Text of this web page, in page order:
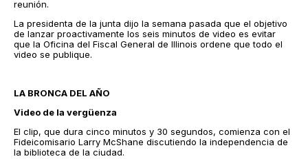
reunión.
La presidenta de la junta dijo la semana pasada que el objetivo
de lanzar proactivamente los seis minutos de video es evitar
que la Oficina del Fiscal General de Illinois ordene que todo el
video se publique.
LA BRONCA DEL AÑO
Video de la vergüenza
El clip, que dura cinco minutos y 30 segundos, comienza con el
Fideicomisario Larry McShane discutiendo la independencia de
la biblioteca de la ciudad.